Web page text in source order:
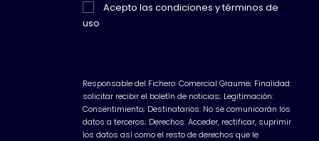
Acepto las condiciones y términos de
uso
Responsable del Fichero: Comercial Graume; Finalidad:
solicitar recibir el boletín de noticias; Legitimación:
Consentimiento; Destinatarios: No se comunicarán los
datos a terceros; Derechos: Acceder, rectificar, suprimir
los datos así como el resto de derechos que le